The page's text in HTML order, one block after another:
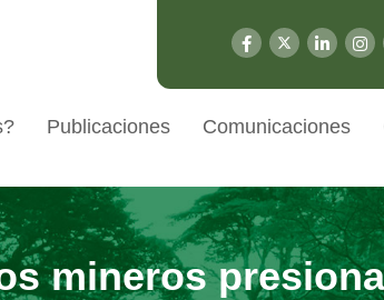
Publicaciones Comunicaciones
mineros